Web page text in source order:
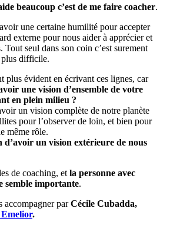
beaucoup c’est de me faire coacher.
une certaine humilité pour accepter
externe pour nous aider à apprécier et
seul dans son coin c’est surement
plus difficile.
plus évident en écrivant ces lignes, car
une vision d’ensemble de votre
en plein milieu ?
un vision complète de notre planète
pour l’observer de loin, et bien pour
même rôle.
d’avoir un vision extérieure de nous
de coaching, et la personne avec
semble importante.
accompagner parCécile Cubadda,
.